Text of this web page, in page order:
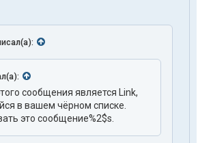
сообщения является Link,
в вашем чёрном списке.
это сообщение%2$s.